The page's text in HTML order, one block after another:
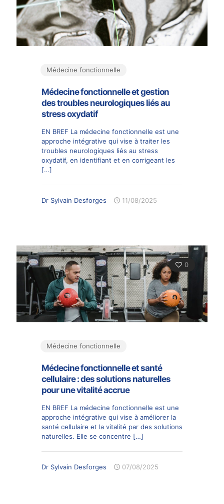
Médecine fonctionnelle
Médecine fonctionnelle et gestion
des troubles neurologiques liés au
stress oxydatif
EN BREF La médecine fonctionnelle est une
approche intégrative qui vise à traiter les
troubles neurologiques liés au stress
oxydatif, en identifiant et en corrigeant les
[…]
Dr Sylvain Desforges 11/08/2025
0
Médecine fonctionnelle
Médecine fonctionnelle et santé
cellulaire : des solutions naturelles
pour une vitalité accrue
EN BREF La médecine fonctionnelle est une
approche intégrative qui vise à améliorer la
santé cellulaire et la vitalité par des solutions
naturelles. Elle se concentre […]
Dr Sylvain Desforges 07/08/2025